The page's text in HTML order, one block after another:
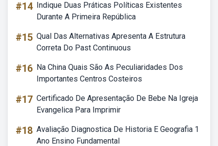
#14 Indique Duas Práticas Políticas Existentes
Durante A Primeira República
#15 Qual Das Alternativas Apresenta A Estrutura
Correta Do Past Continuous
#16 Na China Quais São As Peculiaridades Dos
Importantes Centros Costeiros
#17 Certificado De Apresentação De Bebe Na Igreja
Evangelica Para Imprimir
#18 Avaliação Diagnostica De Historia E Geografia 1
Ano Ensino Fundamental